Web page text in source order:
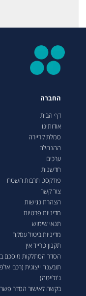
החברה
דף הבית
אודותינו
סמלת קריירה
ההנהלה
ערכים
חדשנות
פודקסט תרבות השטח
צור קשר
הצהרת נגישות
מדיניות פרטיות
תנאי שימוש
מדיניות ביטול עסקה
תקנון טרייד אין
הסדר הסתלקות מוסכם
תובענה ייצוגית (רכבי
ג'ולייטה)
בקשה לאישור הסדר